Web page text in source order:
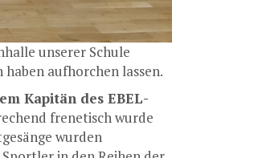
unserer Schule
aufhorchen lassen.
Kapitän des EBEL-
frenetisch wurde
wurden